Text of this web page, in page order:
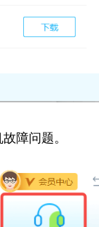
障问题。